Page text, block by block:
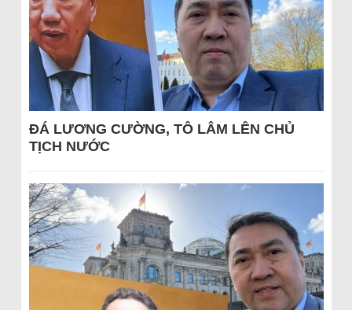
ĐÁ LƯƠNG CƯỜNG, TÔ LÂM LÊN CHỦ
TỊCH NƯỚC